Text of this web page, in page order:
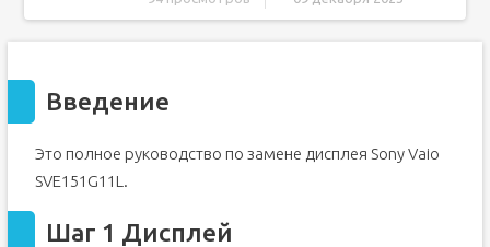
Введение
Это полное руководство по замене дисплея Sony Vaio
SVE151G11L.
Шаг 1 Дисплей